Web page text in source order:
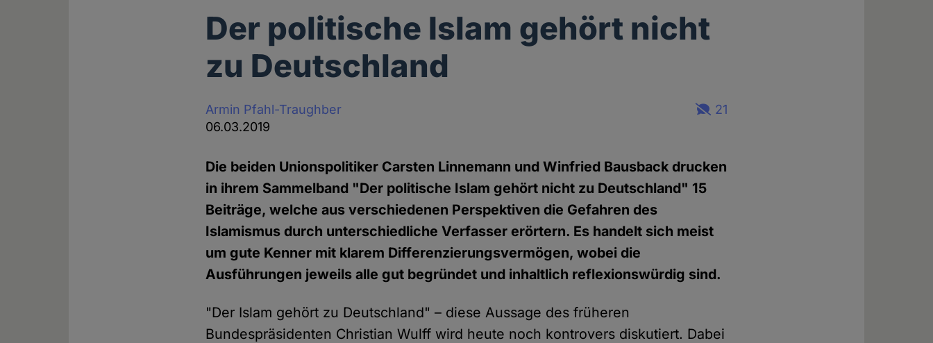
Der politische Islam gehört nicht
zu Deutschland
Armin Pfahl-Traughber
06.03.2019
21
Die beiden Unionspolitiker Carsten Linnemann und Winfried Bausback drucken
in ihrem Sammelband "Der politische Islam gehört nicht zu Deutschland" 15
Beiträge, welche aus verschiedenen Perspektiven die Gefahren des
Islamismus durch unterschiedliche Verfasser erörtern. Es handelt sich meist
um gute Kenner mit klarem Differenzierungsvermögen, wobei die
Ausführungen jeweils alle gut begründet und inhaltlich reflexionswürdig sind.
"Der Islam gehört zu Deutschland" – diese Aussage des früheren
Bundespräsidenten Christian Wulff wird heute noch kontrovers diskutiert. Dabei